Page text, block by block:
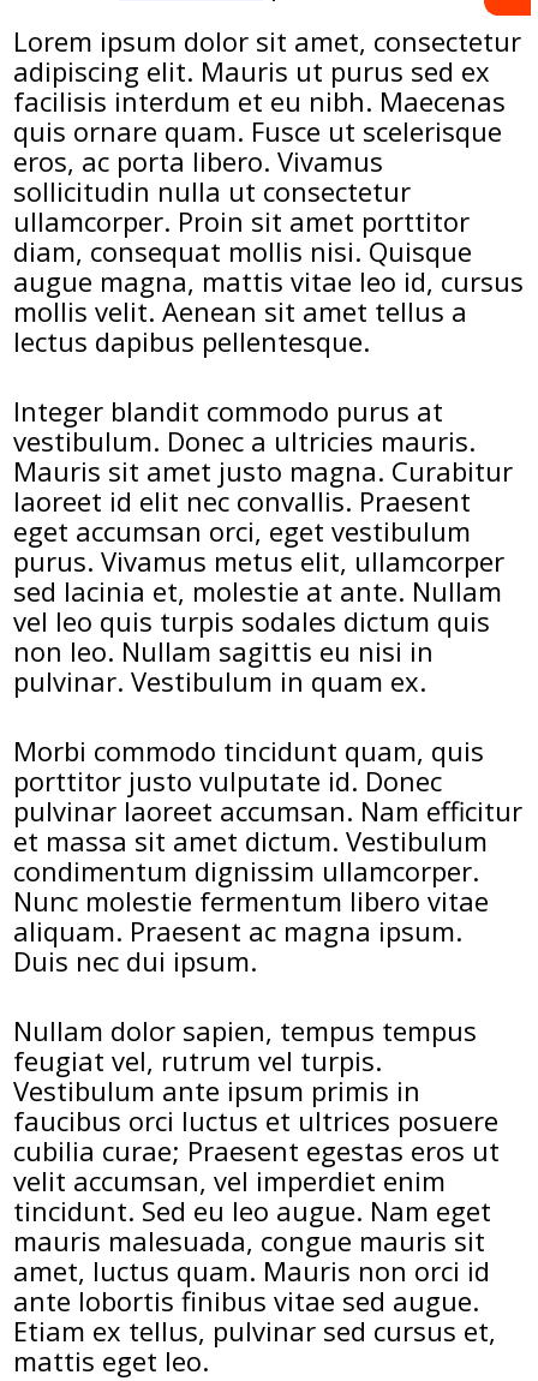
Lorem ipsum dolor sit amet, consectetur
adipiscing elit. Mauris ut purus sed ex
facilisis interdum et eu nibh. Maecenas
quis ornare quam. Fusce ut scelerisque
eros, ac porta libero. Vivamus
sollicitudin nulla ut consectetur
ullamcorper. Proin sit amet porttitor
diam, consequat mollis nisi. Quisque
augue magna, mattis vitae leo id, cursus
mollis velit. Aenean sit amet tellus a
lectus dapibus pellentesque.
Integer blandit commodo purus at
vestibulum. Donec a ultricies mauris.
Mauris sit amet justo magna. Curabitur
laoreet id elit nec convallis. Praesent
eget accumsan orci, eget vestibulum
purus. Vivamus metus elit, ullamcorper
sed lacinia et, molestie at ante. Nullam
vel leo quis turpis sodales dictum quis
non leo. Nullam sagittis eu nisi in
pulvinar. Vestibulum in quam ex.
Morbi commodo tincidunt quam, quis
porttitor justo vulputate id. Donec
pulvinar laoreet accumsan. Nam efficitur
et massa sit amet dictum. Vestibulum
condimentum dignissim ullamcorper.
Nunc molestie fermentum libero vitae
aliquam. Praesent ac magna ipsum.
Duis nec dui ipsum.
Nullam dolor sapien, tempus tempus
feugiat vel, rutrum vel turpis.
Vestibulum ante ipsum primis in
faucibus orci luctus et ultrices posuere
cubilia curae; Praesent egestas eros ut
velit accumsan, vel imperdiet enim
tincidunt. Sed eu leo augue. Nam eget
mauris malesuada, congue mauris sit
amet, luctus quam. Mauris non orci id
ante lobortis finibus vitae sed augue.
Etiam ex tellus, pulvinar sed cursus et,
mattis eget leo.